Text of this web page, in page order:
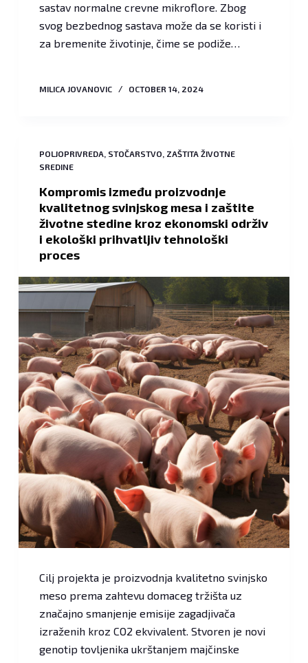
sastav normalne crevne mikroflore. Zbog
svog bezbednog sastava može da se koristi i
za bremenite životinje, čime se podiže…
MILICA JOVANOVIC OCTOBER 14, 2024
POLJOPRIVREDA, STOČARSTVO ZAŠTITA ŽIVOTNE
SREDINE
Kompromis između proizvodnje
kvalitetnog svinjskog mesa i zaštite
životne stedine kroz ekonomski održiv
i ekološki prihvatljiv tehnološki
proces
Cilj projekta je proizvodnja kvalitetno svinjsko
meso prema zahtevu domaceg tržišta uz
značajno smanjenje emisije zagadjivača
izraženih kroz CO2 ekvivalent. Stvoren je novi
genotip tovljenika ukrštanjem majčinske